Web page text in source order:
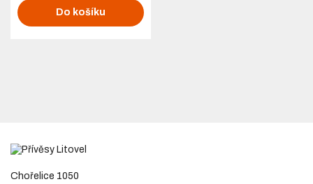
Do košíku
Chořelice 1050